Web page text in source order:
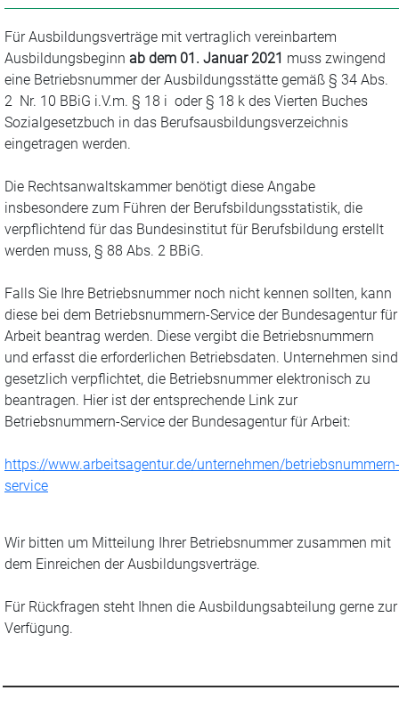
Für Ausbildungsverträge mit vertraglich vereinbartem
Ausbildungsbeginn ab dem 01. Januar 2021 muss zwingend
eine Betriebsnummer der Ausbildungsstätte gemäß § 34 Abs.
2 Nr. 10 BBiG i.V.m. § 18 i oder § 18 k des Vierten Buches
Sozialgesetzbuch in das Berufsausbildungsverzeichnis
eingetragen werden.
Die Rechtsanwaltskammer benötigt diese Angabe
insbesondere zum Führen der Berufsbildungsstatistik, die
verpflichtend für das Bundesinstitut für Berufsbildung erstellt
werden muss, § 88 Abs. 2 BBiG.
Falls Sie Ihre Betriebsnummer noch nicht kennen sollten, kann
diese bei dem Betriebsnummern-Service der Bundesagentur für
Arbeit beantrag werden. Diese vergibt die Betriebsnummern
und erfasst die erforderlichen Betriebsdaten. Unternehmen sind
gesetzlich verpflichtet, die Betriebsnummer elektronisch zu
beantragen. Hier ist der entsprechende Link zur
Betriebsnummern-Service der Bundesagentur für Arbeit:
https://www.arbeitsagentur.de/unternehmen/betriebsnummern-
service
Wir bitten um Mitteilung Ihrer Betriebsnummer zusammen mit
dem Einreichen der Ausbildungsverträge.
Für Rückfragen steht Ihnen die Ausbildungsabteilung gerne zur
Verfügung.